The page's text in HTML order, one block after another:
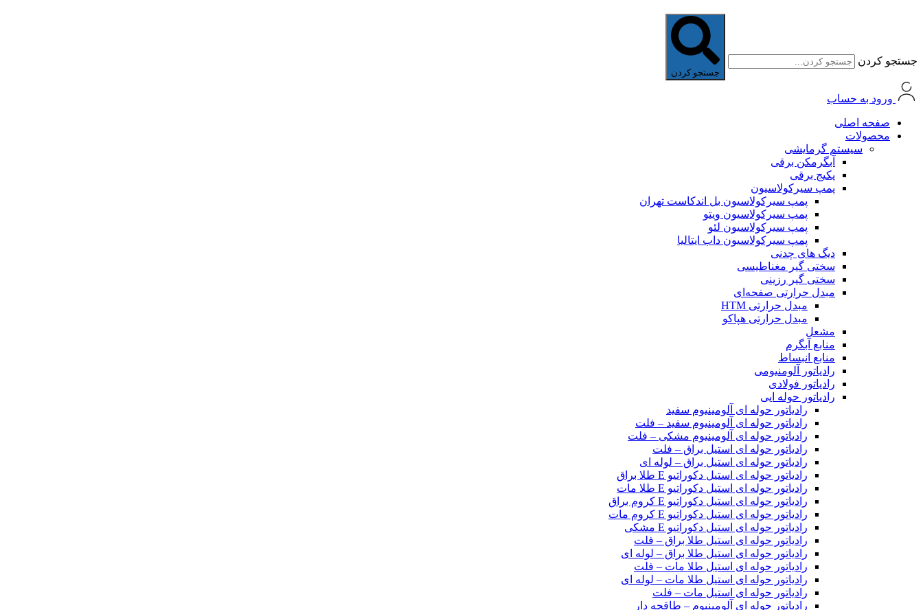
جستجو کردن
جستجو کردن
ورود به حساب
صفحه اصلی
محصولات
سیستم گرمایشی
آبگرمکن برقی
پکیج برقی
پمپ سیرکولاسیون
پمپ سیرکولاسیون بل اندکاست تهران
پمپ سیرکولاسیون ویتو
پمپ سیرکولاسیون لئو
پمپ سیرکولاسیون داب ایتالیا
دیگ های چدنی
سختی گیر مغناطیسی
سختی گیر رزینی
مبدل حرارتی صفحه‌ای
مبدل حرارتی HTM‎
مبدل حرارتی هپاکو
مشعل
منابع آبگرم
منابع انبساط
رادیاتور آلومنیومی
رادیاتور فولادی
رادیاتور حوله ایی
رادیاتور حوله ای آلومینیوم سفید
رادیاتور حوله ای آلومینیوم سفید – فلت
رادیاتور حوله ای آلومینیوم مشکی – فلت
رادیاتور حوله ای استیل براق – فلت
رادیاتور حوله ای استیل براق – لوله ای
رادیاتور حوله ای استیل دکوراتیو E طلا براق
رادیاتور حوله ای استیل دکوراتیو E طلا مات
رادیاتور حوله ای استیل دکوراتیو E کروم براق
رادیاتور حوله ای استیل دکوراتیو E کروم مات
رادیاتور حوله ای استیل دکوراتیو E مشکی
رادیاتور حوله ای استیل طلا براق – فلت
رادیاتور حوله ای استیل طلا براق – لوله ای
رادیاتور حوله ای استیل طلا مات – فلت
رادیاتور حوله ای استیل طلا مات – لوله ای
رادیاتور حوله ای استیل مات – فلت
رادیاتور حوله ای آلومینیوم – طاقچه دار